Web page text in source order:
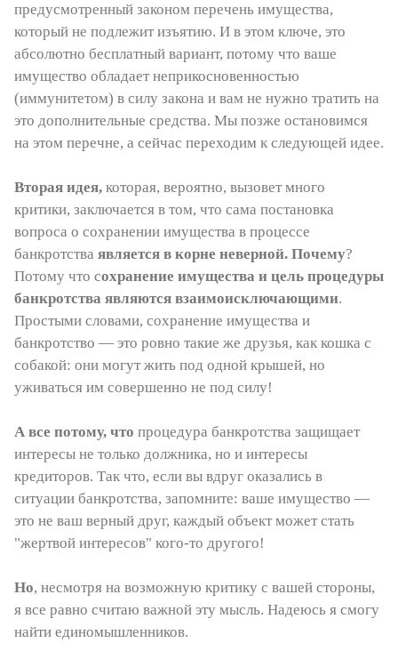
предусмотренный законом перечень имущества,
который не подлежит изъятию. И в этом ключе, это
абсолютно бесплатный вариант, потому что ваше
имущество обладает неприкосновенностью
(иммунитетом) в силу закона и вам не нужно тратить на
это дополнительные средства. Мы позже остановимся
на этом перечне, а сейчас переходим к следующей идее.
Вторая идея, которая, вероятно, вызовет много
критики, заключается в том, что сама постановка
вопроса о сохранении имущества в процессе
банкротства является в корне неверной. Почему?
Потому что сохранение имущества и цель процедуры
банкротства являются взаимоисключающими.
Простыми словами, сохранение имущества и
банкротство — это ровно такие же друзья, как кошка с
собакой: они могут жить под одной крышей, но
уживаться им совершенно не под силу!
А все потому, что процедура банкротства защищает
интересы не только должника, но и интересы
кредиторов. Так что, если вы вдруг оказались в
ситуации банкротства, запомните: ваше имущество —
это не ваш верный друг, каждый объект может стать
"жертвой интересов" кого-то другого!
Но, несмотря на возможную критику с вашей стороны,
я все равно считаю важной эту мысль. Надеюсь я смогу
найти единомышленников.